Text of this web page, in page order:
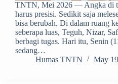
TNTN, Mei 2026 — Angka di
harus presisi. Sedikit saja
bisa berubah. Di dalam ruang
seberapa luas, Teguh, Nizar,
berbagi tugas. Hari itu, Senin
sedang…
Humas TNTN
May